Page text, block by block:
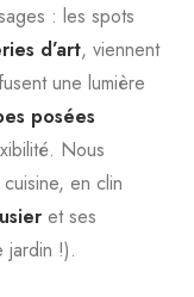
: les spots
d’art, viennent
une lumière
posées
Nous
en clin
et ses
jardin !).